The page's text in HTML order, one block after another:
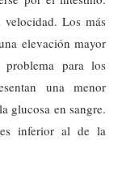
Los más
elevación mayor
para los
una menor
glucosa en sangre.
inferior al de la